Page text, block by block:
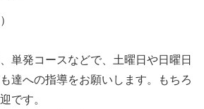
単発コースなどで、土曜日や日曜日
達への指導をお願いします。もちろ
です。